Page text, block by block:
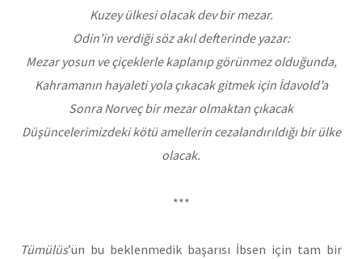
Kuzey ülkesi olacak dev bir mezar.
Odin’in verdiği söz akıl defterinde yazar:
Mezar yosun ve çiçeklerle kaplanıp görünmez olduğunda,
Kahramanın hayaleti yola çıkacak gitmek için İdavold’a
Sonra Norveç bir mezar olmaktan çıkacak
Düşüncelerimizdeki kötü amellerin cezalandırıldığı bir ülke
olacak.
***
Tümülüs’ün bu beklenmedik başarısı İbsen için tam bir